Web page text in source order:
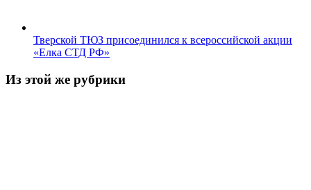
Тверской ТЮЗ присоединился к всероссийской акции
«Елка СТД РФ»
Из этой же рубрики